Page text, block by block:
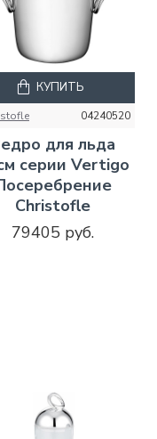
04240520
для льда
серии Vertigo
Christofle
79405 руб.
КУПИТЬ